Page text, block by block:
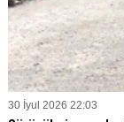
30 İyul 2026 22:03